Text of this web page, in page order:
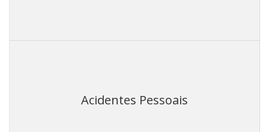
Acidentes Pessoais